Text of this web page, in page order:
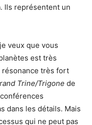
Ils représentent un
veux que vous
est très
résonance très fort
Trine/Trigone de
dans les détails. Mais
qui ne peut pas